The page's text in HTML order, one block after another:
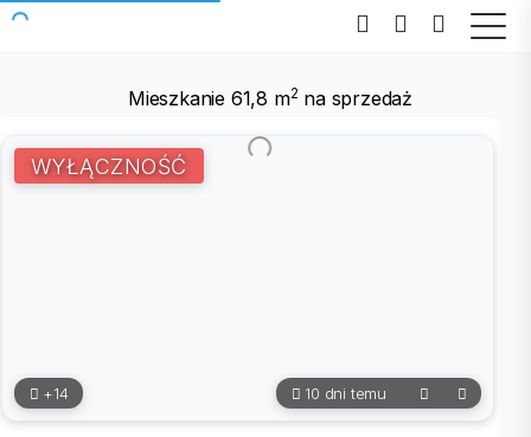
Mieszkanie 61,8 m2 na sprzedaż
WYŁĄCZNOŚĆ
+14 10 dni temu